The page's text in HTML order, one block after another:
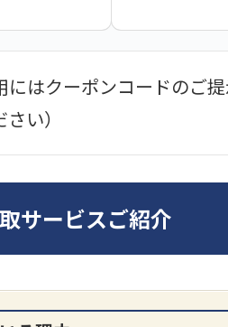
ーディオ買取価格
アンプ
はクーポンコードのご
い）
サービスご紹介